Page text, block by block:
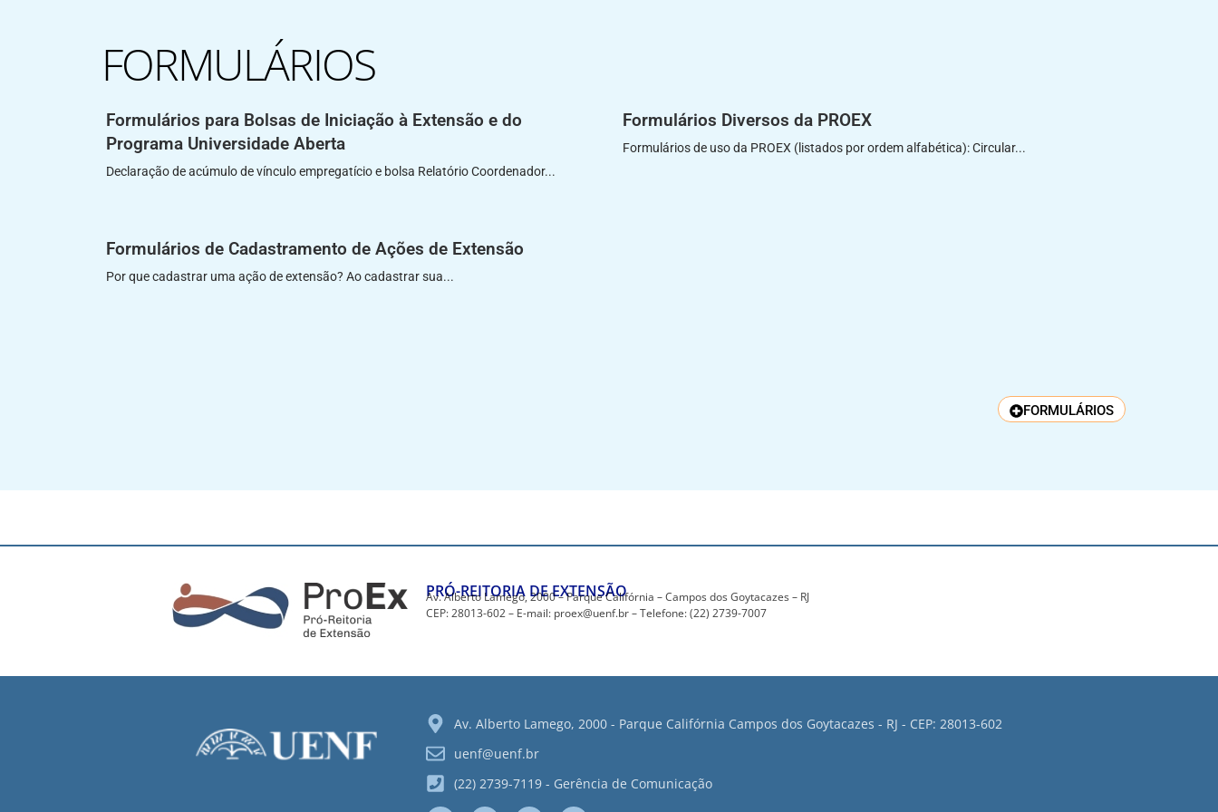
FORMULÁRIOS
Formulários para Bolsas de Iniciação à Extensão e do
Programa Universidade Aberta
Declaração de acúmulo de vínculo empregatício e bolsa Relatório Coordenador...
Formulários Diversos da PROEX
Formulários de uso da PROEX (listados por ordem alfabética): Circular...
Formulários de Cadastramento de Ações de Extensão
Por que cadastrar uma ação de extensão? Ao cadastrar sua...
FORMULÁRIOS
PRÓ-REITORIA DE EXTENSÃO
Av. Alberto Lamego, 2000 – Parque Califórnia – Campos dos Goytacazes – RJ
CEP: 28013-602 – E-mail: proex@uenf.br – Telefone: (22) 2739-7007
Av. Alberto Lamego, 2000 - Parque Califórnia Campos dos Goytacazes - RJ - CEP: 28013-602
uenf@uenf.br
(22) 2739-7119 - Gerência de Comunicação